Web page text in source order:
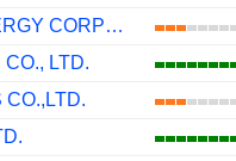
ATMOS ENERGY CORPORATION
LTD.
CO.,LTD.